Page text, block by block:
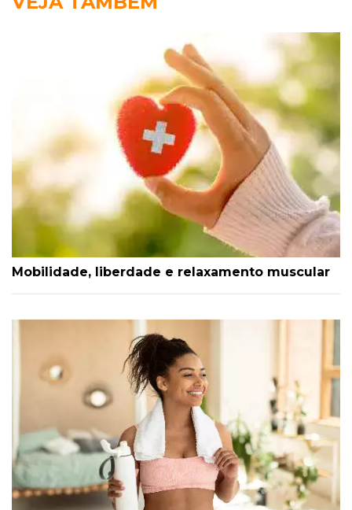
Mobilidade, liberdade e relaxamento muscular